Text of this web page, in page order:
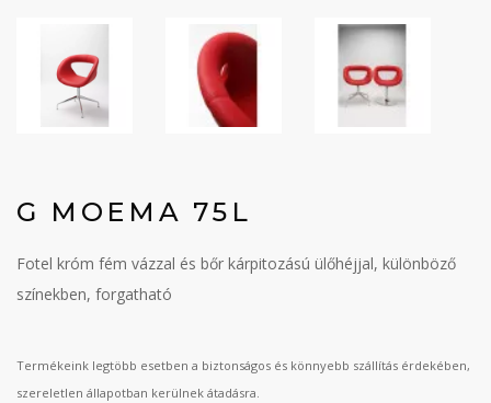
G MOEMA 75L
Fotel króm fém vázzal és bőr kárpitozású ülőhéjjal, különböző
színekben, forgatható
Termékeink legtöbb esetben a biztonságos és könnyebb szállítás érdekében,
szereletlen állapotban kerülnek átadásra.